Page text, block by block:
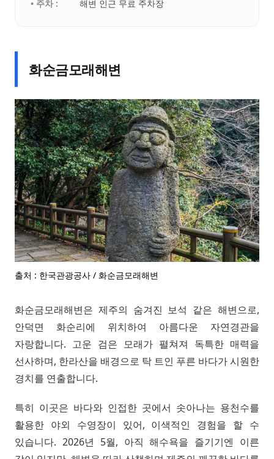
• 주차 : 해변 인근 무료 주차장
화순금모래해변
출처 : 한국관광공사 / 화순금모래해변
화순금모래해변은 제주의 숨겨진 보석 같은 해변으로,
안덕면 화순리에 위치하여 아름다운 자연경관을
자랑합니다. 고운 검은 모래가 펼쳐져 독특한 매력을
선사하며, 한라산을 배경으로 탁 트인 푸른 바다가 시원한
경치를 연출합니다.
특히 이곳은 바다와 인접한 곳에서 솟아나는 용천수를
활용한 야외 수영장이 있어, 이색적인 경험을 할 수
있습니다. 2026년 5월, 아직 해수욕을 즐기기엔 이른